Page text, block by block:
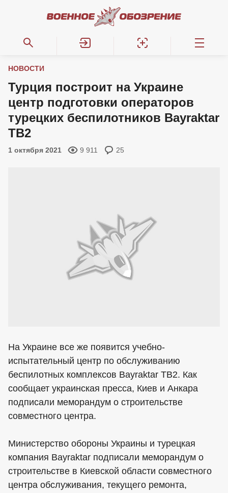
НОВОСТИ
Турция построит на Украине
центр подготовки операторов
турецких беспилотников Bayraktar
TB2
1 октября 2021 9 911 25
На Украине все же появится учебно-
испытательный центр по обслуживанию
беспилотных комплексов Bayraktar TB2. Как
сообщает украинская пресса, Киев и Анкара
подписали меморандум о строительстве
совместного центра.
Министерство обороны Украины и турецкая
компания Bayraktar подписали меморандум о
строительстве в Киевской области совместного
центра обслуживания, текущего ремонта,